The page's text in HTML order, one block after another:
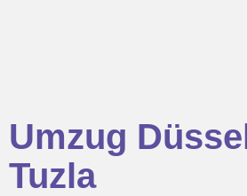
Umzug
Tuzla